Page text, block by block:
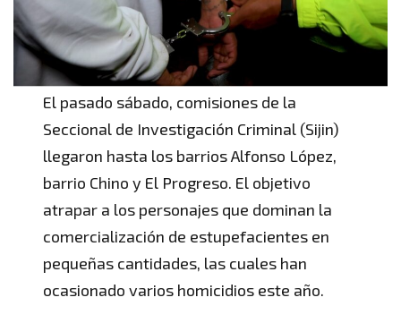
El pasado sábado, comisiones de la
Seccional de Investigación Criminal (Sijin)
llegaron hasta los barrios Alfonso López,
barrio Chino y El Progreso. El objetivo
atrapar a los personajes que dominan la
comercialización de estupefacientes en
pequeñas cantidades, las cuales han
ocasionado varios homicidios este año.